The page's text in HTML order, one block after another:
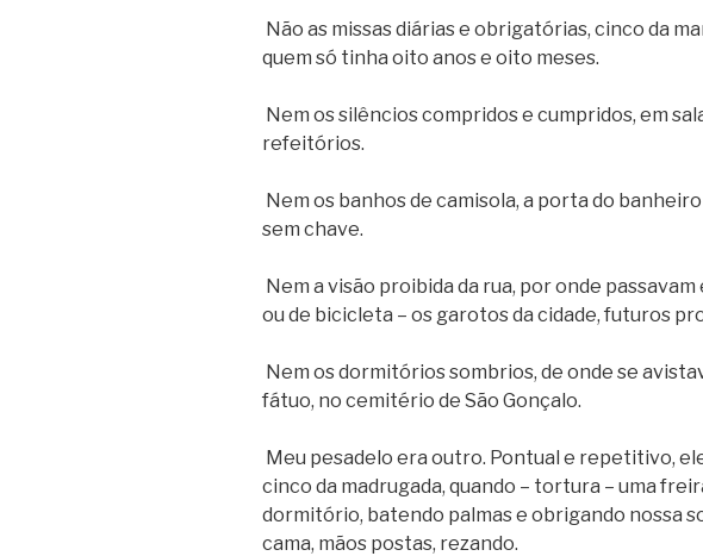
Não as missas diárias e obrigatórias, cinco da
quem só tinha oito anos e oito meses.
Nem os silêncios compridos e cumpridos, em
refeitórios.
Nem os banhos de camisola, a porta do
sem chave.
Nem a visão proibida da rua, por onde passavam
ou de bicicleta – os garotos da cidade, futuros
Nem os dormitórios sombrios, de onde se
fátuo, no cemitério de São Gonçalo.
Meu pesadelo era outro. Pontual e repetitivo,
cinco da madrugada, quando – tortura – uma
dormitório, batendo palmas e obrigando nossa
cama, mãos postas, rezando.